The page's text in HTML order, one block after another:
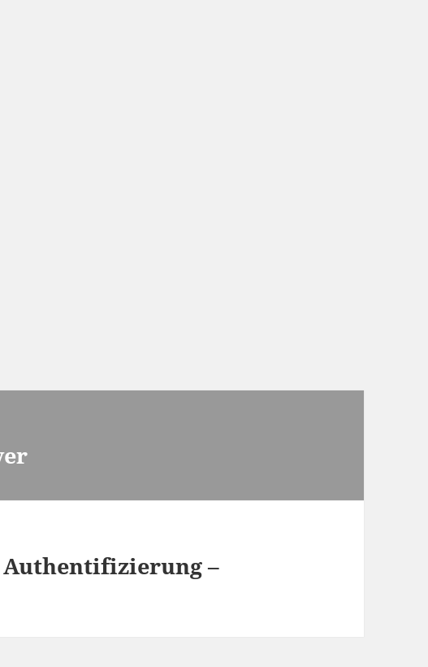
Authentifizierung –